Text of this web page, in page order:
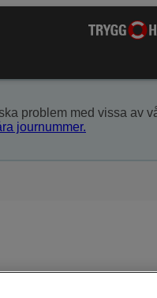
problem med vissa av
journummer.